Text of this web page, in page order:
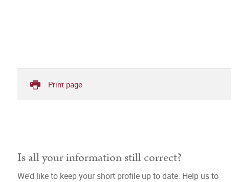
Print page
Is all your information still correct?
We’d like to keep your short profile up to date. Help us to